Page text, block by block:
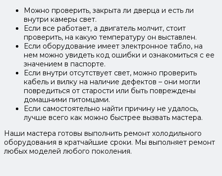
Можно проверить, закрыта ли дверца и есть ли
внутри камеры свет.
Если все работает, а двигатель молчит, стоит
проверить, на какую температуру он выставлен.
Если оборудование имеет электронное табло, на
нем можно увидеть код ошибки и ознакомиться с ее
значением в паспорте.
Если внутри отсутствует свет, можно проверить
кабель и вилку на наличие дефектов – они могли
повредиться от старости или быть повреждены
домашними питомцами.
Если самостоятельно найти причину не удалось,
лучше всего как можно быстрее вызвать мастера.
Наши мастера готовы выполнить ремонт холодильного
оборудования в кратчайшие сроки. Мы выполняет ремонт
любых моделей любого поколения.